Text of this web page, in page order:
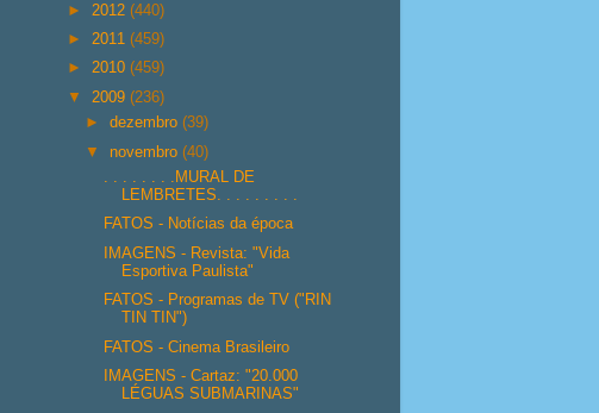
► 2012 (440)
► 2011 (459)
► 2010 (459)
▼ 2009 (236)
►dezembro(39)
▼ novembro(40)
. . . . . . . .MURAL DE
LEMBRETES. . . . . . . . .
FATOS - Notícias da época
IMAGENS - Revista: "Vida
Esportiva Paulista"
FATOS - Programas de TV ("RIN
TIN TIN")
FATOS - Cinema Brasileiro
IMAGENS - Cartaz: "20.000
LÉGUAS SUBMARINAS"